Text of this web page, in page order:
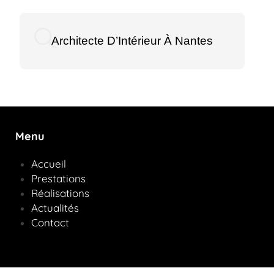
Architecte D’Intérieur À Nantes
Menu
Accueil
Prestations
Réalisations
Actualités
Contact